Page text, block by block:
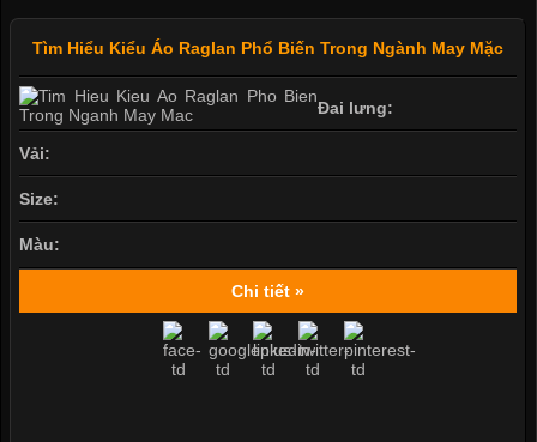
Tìm Hiểu Kiểu Áo Raglan Phổ Biến Trong Ngành May Mặc
Đai lưng:
Vải:
Size:
Màu:
Chi tiết »